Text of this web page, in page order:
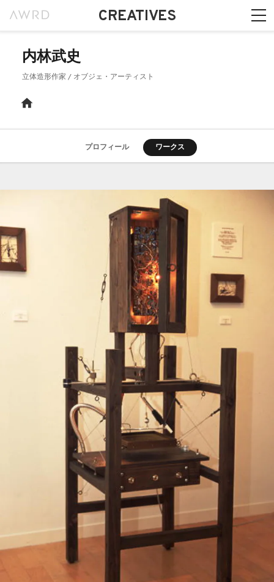
CREATIVES
内林武史
立体造形作家 / オブジェ・アーティスト
プロフィール ワークス